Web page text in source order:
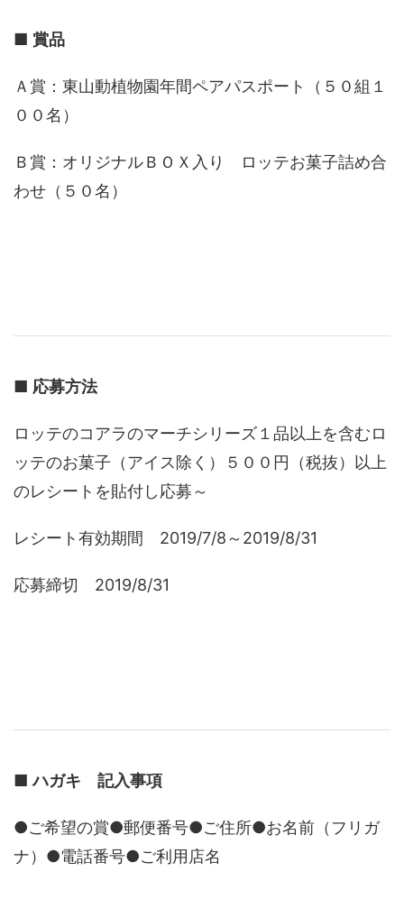
■ 賞品
Ａ賞：東山動植物園年間ペアパスポート（５０組１
００名）
Ｂ賞：オリジナルＢＯＸ入り ロッテお菓子詰め合
わせ（５０名）
■ 応募方法
ロッテのコアラのマーチシリーズ１品以上を含むロ
ッテのお菓子（アイス除く）５００円（税抜）以上
のレシートを貼付し応募～
レシート有効期間 2019/7/8～2019/8/31
応募締切 2019/8/31
■ハガキ 記入事項
●ご希望の賞●郵便番号●ご住所●お名前（フリガ
ナ）●電話番号●ご利用店名